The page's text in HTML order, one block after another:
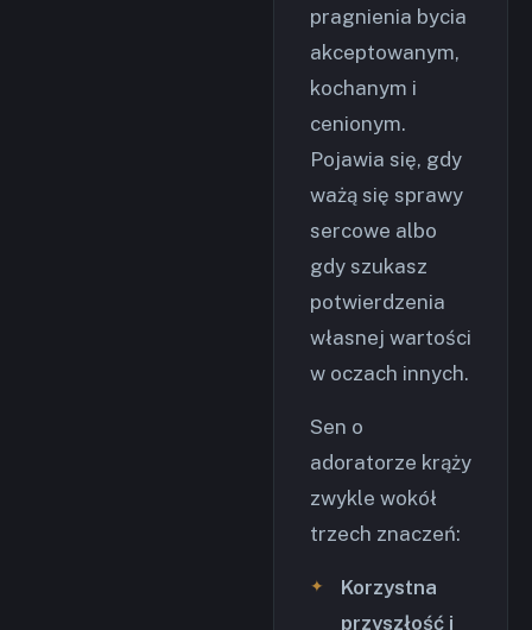
pragnienia bycia
akceptowanym,
kochanym i
cenionym.
Pojawia się, gdy
ważą się sprawy
sercowe albo
gdy szukasz
potwierdzenia
własnej wartości
w oczach innych.
Sen o
adoratorze krąży
zwykle wokół
trzech znaczeń:
Korzystna
przyszłość i